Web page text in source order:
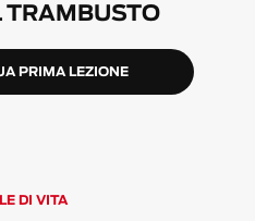
TRAMBUSTO
PRIMA LEZIONE
DI VITA